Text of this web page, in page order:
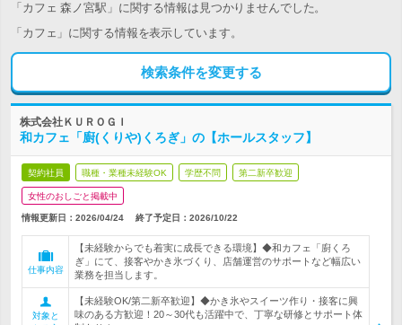
「カフェ 森ノ宮駅」に関する情報は見つかりませんでした。
「カフェ」に関する情報を表示しています。
検索条件を変更する
株式会社ＫＵＲＯＧＩ
和カフェ「廚(くりや)くろぎ」の【ホールスタッフ】
契約社員 職種・業種未経験OK 学歴不問 第二新卒歓迎
女性のおしごと掲載中
情報更新日：2026/04/24 終了予定日： 2026/10/22
仕事内容
【未経験からでも着実に成長できる環境】◆和カフェ「廚くろ
ぎ」にて、接客やかき氷づくり、店舗運営のサポートなど幅広い
業務を担当します。
対象と
【未経験OK/第二新卒歓迎】◆かき氷やスイーツ作り・接客に興
味のある方歓迎！20～30代も活躍中で、丁寧な研修とサポート体